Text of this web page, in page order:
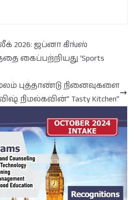
2026: ஜப்னா கிங்ஸ்
கைப்பற்றியது ‘Sports
புத்தாண்டு நினைவுகளை
நிமல்கவின்” Tasty Kitchen”